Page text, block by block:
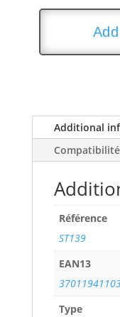
kit
LEON
TSI
(140
cv)
12>
ref.
ST139
quantity
Additional
Compatibilité
Référence
ST139
EAN13
Type